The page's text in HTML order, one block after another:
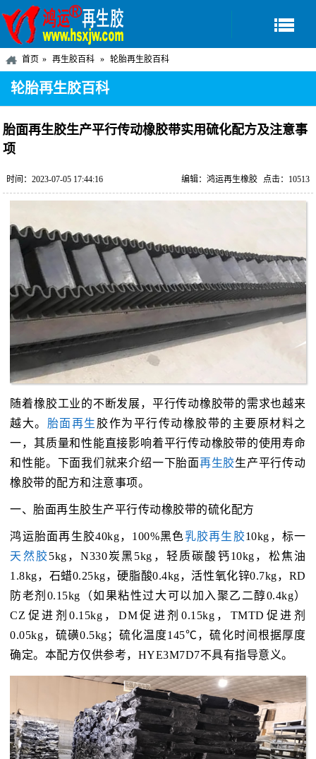
首页 再生胶百科 轮胎再生胶百科
轮胎再生胶百科
胎面再生胶生产平行传动橡胶带实用硫化配方及注意事
项
时间：2023-07-05 17:44:16 点击：10513
编辑：鸿运再生橡胶
随着橡胶工业的不断发展，平行传动橡胶带的需求也越来
越大。 胎面再生 胶作为平行传动橡胶带的主要原材料之
一，其质量和性能直接影响着平行传动橡胶带的使用寿命
和性能。下面我们就来介绍一下胎面再生胶生产平行传动
橡胶带的配方和注意事项。
一、胎面再生胶生产平行传动橡胶带的硫化配方
鸿运胎面再生胶40kg，100%黑色乳胶再生胶10kg，标一
天然胶5kg，N330炭黑5kg，轻质碳酸钙10kg，松焦油
1.8kg，石蜡0.25kg，硬脂酸0.4kg，活性氧化锌0.7kg，RD
防老剂0.15kg（如果粘性过大可以加入聚乙二醇0.4kg）
CZ促进剂0.15kg，DM促进剂0.15kg，TMTD促进剂
0.05kg，硫磺0.5kg；硫化温度145℃，硫化时间根据厚度
确定。本配方仅供参考，HYE3M7D7不具有指导意义。